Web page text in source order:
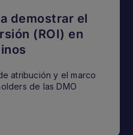
demostrar el
(ROI) en
atribución y el marco
de las DMO